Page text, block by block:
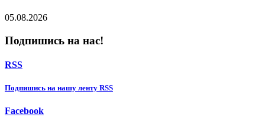
05.08.2026
Подпишись на нас!
RSS
Подпишиcь на нашу ленту RSS
Facebook